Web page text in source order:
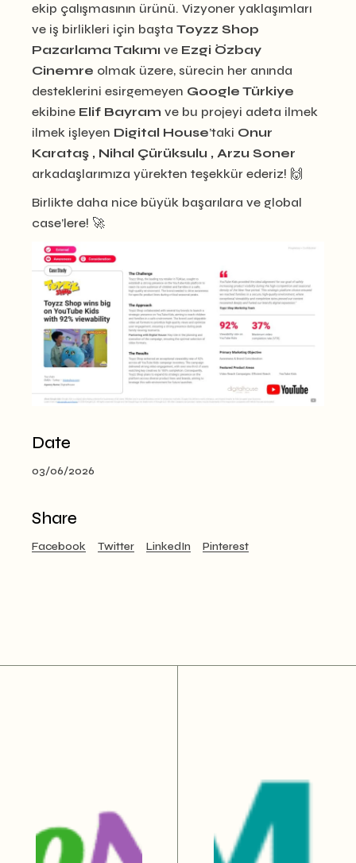
ekip çalışmasının ürünü. Vizyoner yaklaşımları
ve iş birlikleri için baştaToyzz Shop
Pazarlama Takımı ve Ezgi Özbay
Cinemre olmak üzere, sürecin her anında
desteklerini esirgemeyen Google Türkiye
ekibine Elif Bayram ve bu projeyi adeta ilmek
ilmek işleyen Digital House’taki Onur
Karataş , Nihal Çürüksulu , Arzu Soner
arkadaşlarımıza yürekten teşekkür ederiz! 🙌
Birlikte daha nice büyük başarılara ve global
case’lere! 🚀
Date
03/06/2026
Share
Facebook Twitter LinkedIn Pinterest